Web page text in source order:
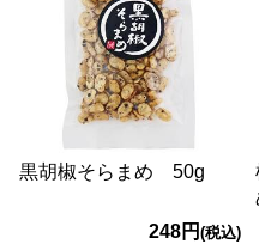
黒胡椒そらまめ 50g
248円(税込)